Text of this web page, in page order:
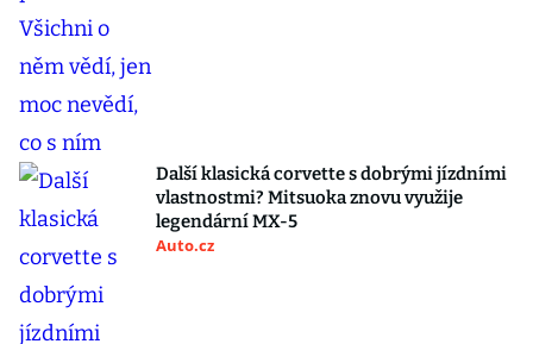
Další klasická corvette s dobrými jízdními
vlastnostmi? Mitsuoka znovu využije
legendární MX-5
Auto.cz